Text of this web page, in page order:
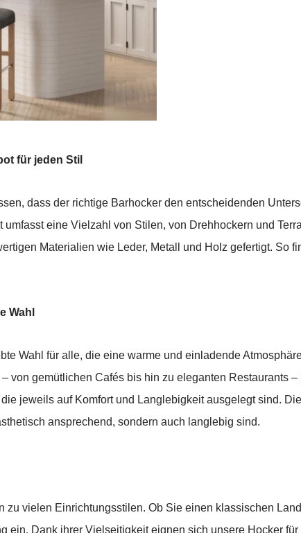
für jeden Stil
dass der richtige Barhocker den entscheidenden
eine Vielzahl von Stilen, von Drehhockern und
Materialien wie Leder, Metall und Holz gefertigt. So
Wahl
Wahl für alle, die eine warme und einladende
von gemütlichen Cafés bis hin zu eleganten Restaurants –
jeweils auf Komfort und Langlebigkeit ausgelegt sind.
ansprechend, sondern auch langlebig sind.
zu vielen Einrichtungsstilen. Ob Sie einen klassischen
ein. Dank ihrer Vielseitigkeit eignen sich unsere Hocker